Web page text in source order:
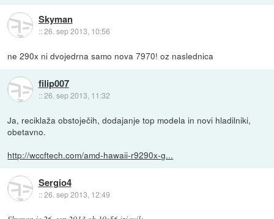
Skyman
::26. sep 2013, 10:56
ne 290x ni dvojedrna samo nova 7970! oz naslednica
filip007
::26. sep 2013, 11:32
Ja, reciklaža obstoječih, dodajanje top modela in novi hladilniki,
obetavno.
http://wccftech.com/amd-hawaii-r9290x-g...
Sergio4
::26. sep 2013, 12:49